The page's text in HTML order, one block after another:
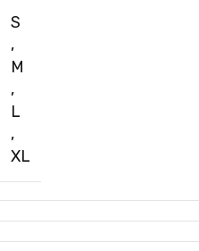
S
,
M
,
L
,
XL